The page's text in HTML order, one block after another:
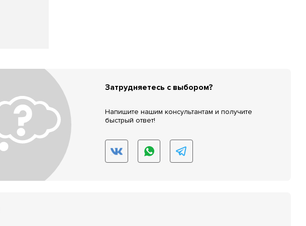
Затрудняетесь с выбором?
Напишите нашим консультантам и получите
быстрый ответ!